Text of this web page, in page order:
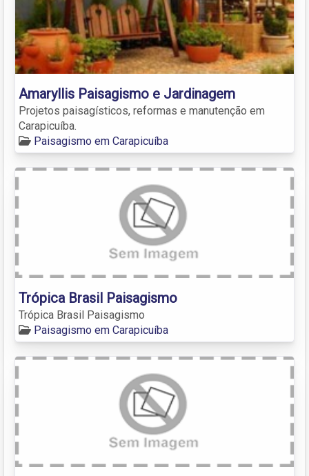
Amaryllis Paisagismo e Jardinagem
Projetos paisagísticos, reformas e manutenção em
Carapicuíba.
Paisagismo em Carapicuíba
Trópica Brasil Paisagismo
Trópica Brasil Paisagismo
Paisagismo em Carapicuíba